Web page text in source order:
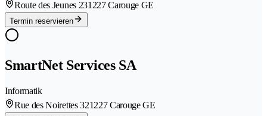
Route des Jeunes 231227 Carouge GE
Termin reservieren
SmartNet Services SA
Informatik
Rue des Noirettes 321227 Carouge GE